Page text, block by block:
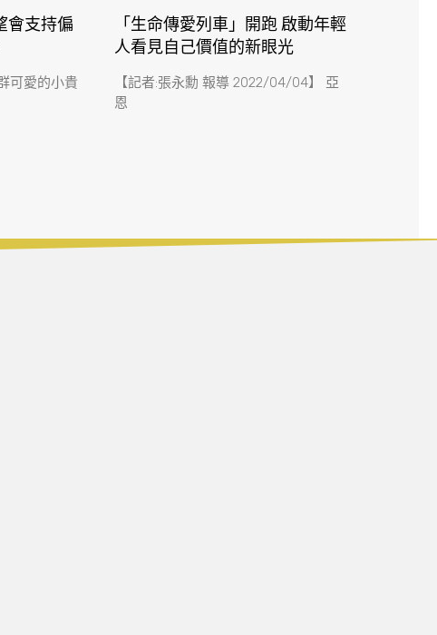
會支持偏
可愛的小貴
「生命傳愛列車」開跑 啟動年輕
人看見自己價值的新眼光
【記者:張永勳 報導 2022/04/04】 亞
恩